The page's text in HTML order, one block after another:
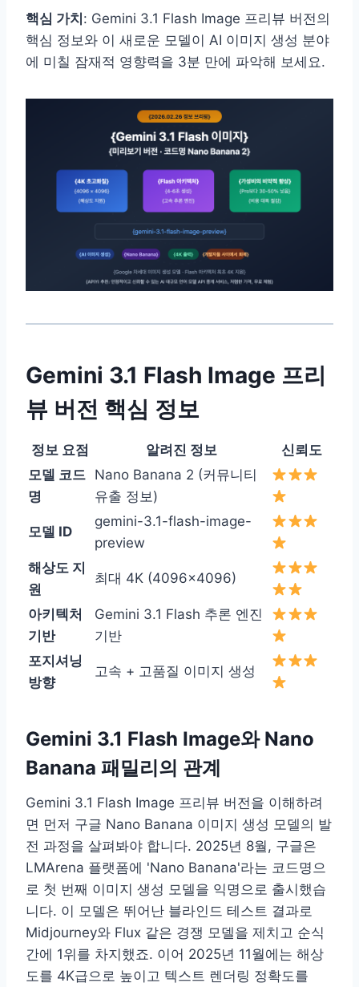
핵심 가치 : Gemini 3.1 Flash Image 프리뷰 버전의
핵심 정보와 이 새로운 모델이 AI 이미지 생성 분야
에 미칠 잠재적 영향력을 3분 만에 파악해 보세요.
Gemini 3.1 Flash Image 프리
뷰 버전 핵심 정보
정보 요점 알려진 정보
신뢰도
모델 코드
명
Nano Banana 2 (커뮤니티
유출 정보)
모델 ID
gemini-3.1-flash-image-
preview
해상도 지
원
최대 4K (4096×4096)
아키텍처
기반
Gemini 3.1 Flash 추론 엔진
기반
포지셔닝
방향
고속 + 고품질 이미지 생성
Gemini 3.1 Flash Image와 Nano
Banana 패밀리의 관계
Gemini 3.1 Flash Image 프리뷰 버전을 이해하려
면 먼저 구글 Nano Banana 이미지 생성 모델의 발
전 과정을 살펴봐야 합니다. 2025년 8월, 구글은
LMArena 플랫폼에 'Nano Banana'라는 코드명으
로 첫 번째 이미지 생성 모델을 익명으로 출시했습
니다. 이 모델은 뛰어난 블라인드 테스트 결과로
Midjourney와 Flux 같은 경쟁 모델을 제치고 순식
간에 1위를 차지했죠. 이어 2025년 11월에는 해상
도를 4K급으로 높이고 텍스트 렌더링 정확도를